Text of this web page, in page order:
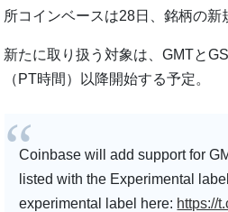
所コインベースは28日、銘柄の新
新たに取り扱う対象は、GMTと
（PT時間）以降開始する予定。
Coinbase will add support for
listed with the Experimental
experimental label here: https://